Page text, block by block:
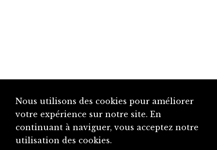
Nous utilisons des cookies pour améliorer
votre expérience sur notre site. En
continuant à naviguer, vous acceptez notre
utilisation des cookies.